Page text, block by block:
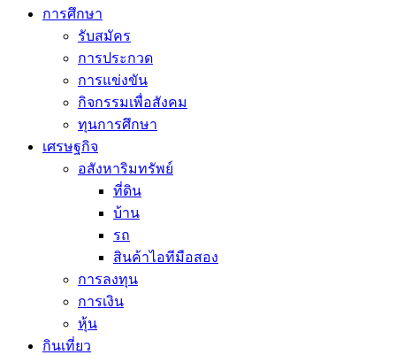
การศึกษา
รับสมัคร
การประกวด
การแข่งขัน
กิจกรรมเพื่อสังคม
ทุนการศึกษา
เศรษฐกิจ
อสังหาริมทรัพย์
ที่ดิน
บ้าน
รถ
สินค้าไอทีมือสอง
การลงทุน
การเงิน
หุ้น
กินเที่ยว